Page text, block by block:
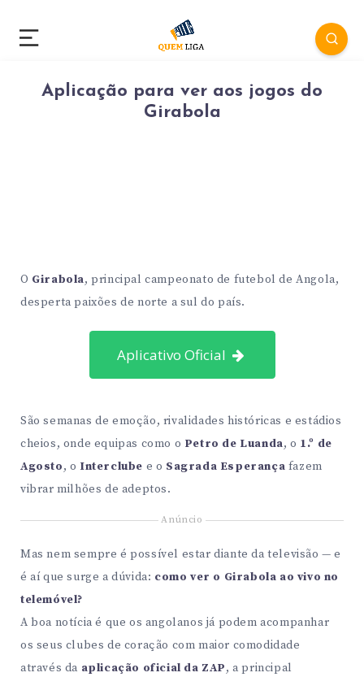
Aplicação para ver aos jogos do
Girabola
O Girabola, principal campeonato de futebol de Angola,
desperta paixões de norte a sul do país.
Aplicativo Oficial
São semanas de emoção, rivalidades históricas e estádios
cheios, onde equipas como o Petro de Luanda, o 1.º de
Agosto, o Interclube e o Sagrada Esperança fazem
vibrar milhões de adeptos.
Anúncio
Mas nem sempre é possível estar diante da televisão — e
é aí que surge a dúvida: como ver o Girabola ao vivo no
telemóvel?
A boa notícia é que os angolanos já podem acompanhar
os seus clubes de coração com maior comodidade
através da aplicação oficial da ZAP, a principal